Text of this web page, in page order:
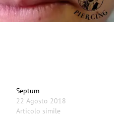
Septum
22 Agosto 2018
Articolo simile